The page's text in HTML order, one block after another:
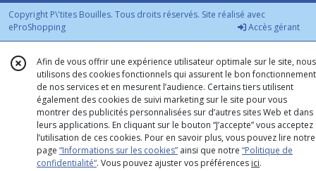
Copyright P\'tites Bouilles. Tous droits réservés. Site réalisé avec
eProShopping
Accès gérant
Afin de vous offrir une expérience utilisateur optimale sur le site, nous
utilisons des cookies fonctionnels qui assurent le bon fonctionnement
de nos services et en mesurent l’audience. Certains tiers utilisent
également des cookies de suivi marketing sur le site pour vous
montrer des publicités personnalisées sur d’autres sites Web et dans
leurs applications. En cliquant sur le bouton “J’accepte” vous acceptez
l’utilisation de ces cookies. Pour en savoir plus, vous pouvez lire notre
page “Informations sur les cookies” ainsi que notre “Politique de
confidentialité“. Vous pouvez ajuster vos préférences ici.